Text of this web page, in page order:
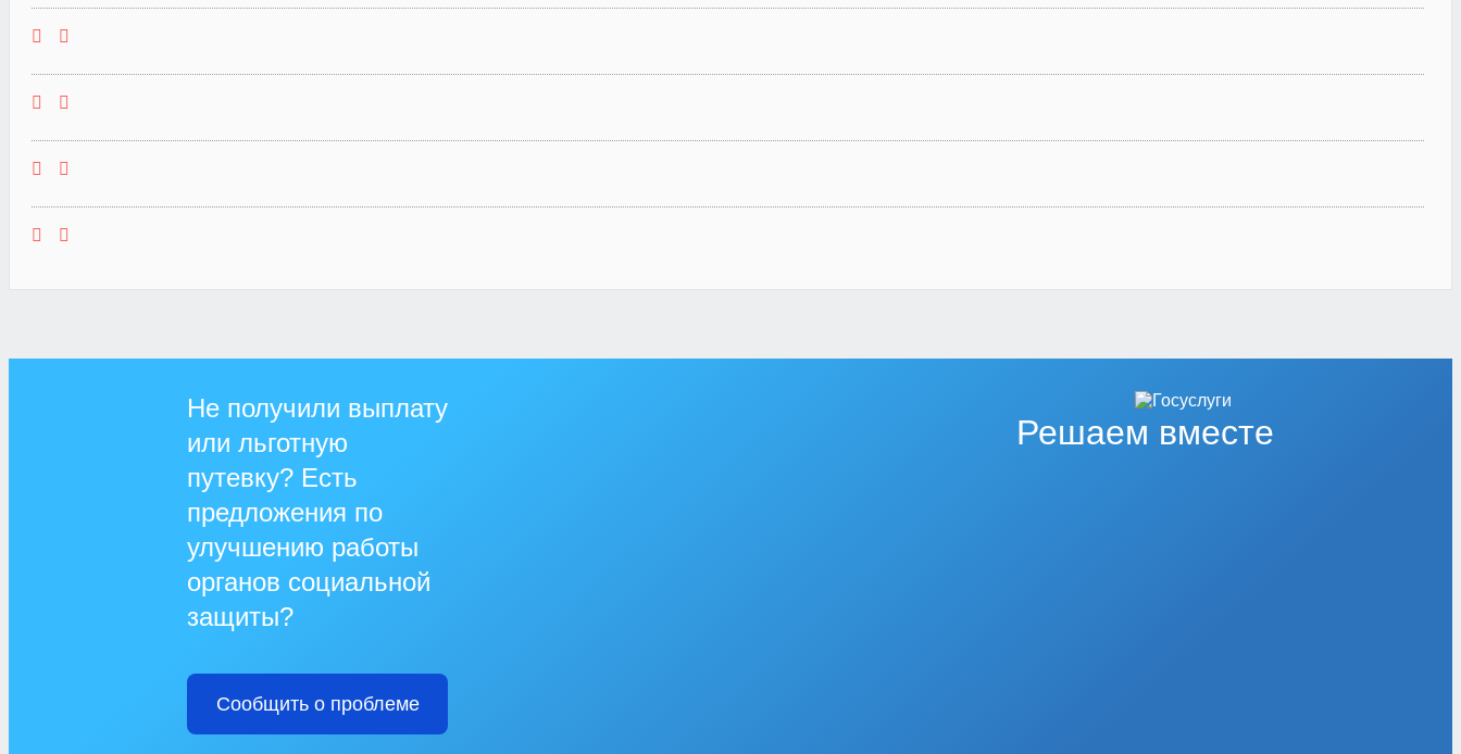
Решаем вместе
Не получили выплату
или льготную
путевку? Есть
предложения по
улучшению работы
органов социальной
защиты?
Сообщить о проблеме